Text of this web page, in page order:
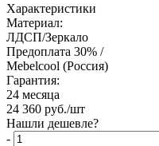
Характеристики
Материал:
ЛДСП/Зеркало
Предоплата 30% /
Mebelcool (Россия)
Гарантия:
24 месяца
24 360 руб./шт
Нашли дешевле?
-